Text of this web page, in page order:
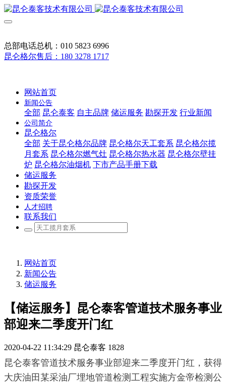
总部电话总机：010 5823 6996
昆仑格尔售后：180 3278 1717
网站首页
新闻公告
全部 昆仑泰客 自主品牌 储运服务 勘探开发 行业新闻
公司简介
昆仑格尔
全部 关于昆仑格尔品牌 昆仑格尔天工套系 昆仑格尔揽
月套系 昆仑格尔燃气灶 昆仑格尔热水器 昆仑格尔壁挂
炉 昆仑格尔油烟机 下市产品手册下载
储运服务
勘探开发
资质荣誉
人才招聘
联系我们
网站首页
新闻公告
储运服务
【储运服务】昆仑泰客管道技术服务事业
部迎来二季度开门红
2020-04-22 11:34:29 昆仑泰客 1828
昆仑泰客管道技术服务事业部迎来二季度开门红，获得
大庆油田某采油厂埋地管道检测工程实施方金帝检测公